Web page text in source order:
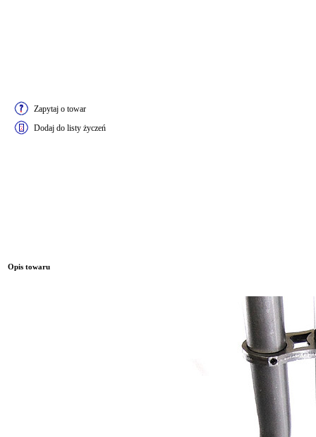
Zapytaj o towar
Dodaj do listy życzeń
Opis towaru